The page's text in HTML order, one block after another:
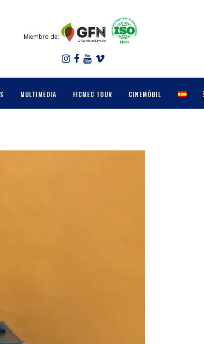
Miembro de:
MULTIMEDIA FICMEC TOUR CINEMÓBIL